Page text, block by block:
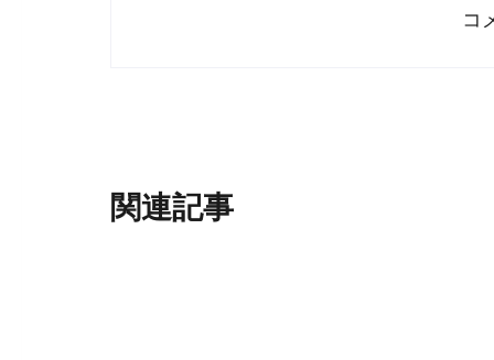
関連記事